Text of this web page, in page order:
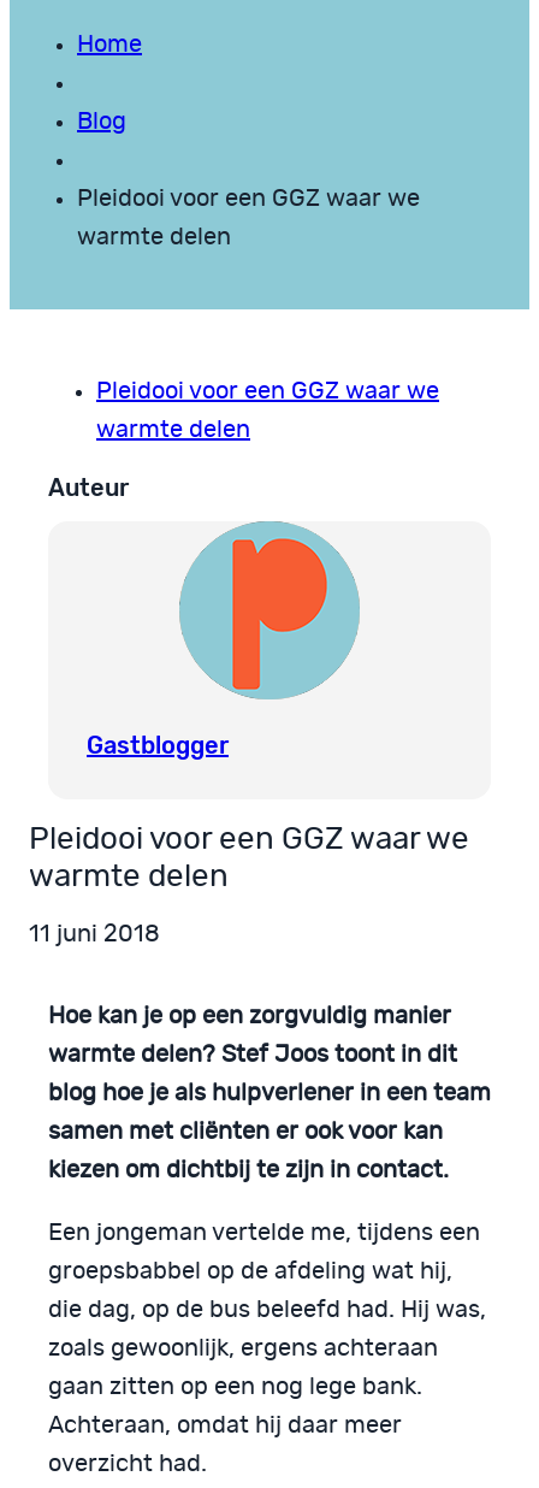
Home
Blog
Pleidooi voor een GGZ waar we
warmte delen
Pleidooi voor een GGZ waar we
warmte delen
Auteur
Gastblogger
Pleidooi voor een GGZ waar we
warmte delen
11 juni 2018
Hoe kan je op een zorgvuldig manier
warmte delen? Stef Joos toont in dit
blog hoe je als hulpverlener in een team
samen met cliënten er ook voor kan
kiezen om dichtbij te zijn in contact.
Een jongeman vertelde me, tijdens een
groepsbabbel op de afdeling wat hij,
die dag, op de bus beleefd had. Hij was,
zoals gewoonlijk, ergens achteraan
gaan zitten op een nog lege bank.
Achteraan, omdat hij daar meer
overzicht had.